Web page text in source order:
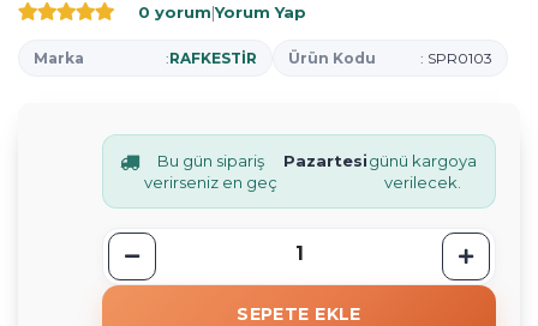
0 yorum|Yorum Yap
Marka :RAFKESTİR Ürün Kodu : SPR0103
Bu gün sipariş
verirseniz en geç
Pazartesigünü kargoya
verilecek.
SEPETE EKLE